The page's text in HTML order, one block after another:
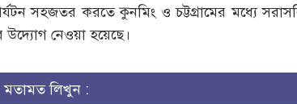
সহজতর করতে কুনমিং ও চট্টগ্রামের মধ্যে
উদ্যোগ নেওয়া হয়েছে।
লিখুন :